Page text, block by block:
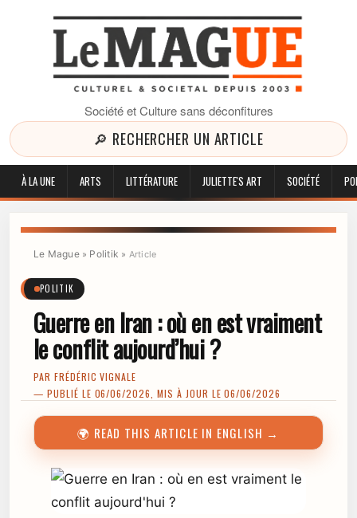
Société et Culture sans déconfitures
🔎 RECHERCHER UN ARTICLE
À LA UNE ARTS LITTÉRATURE JULIETTE'S ART SOCIÉTÉ
Le Mague» Politik » Article
POLITIK
Guerre en Iran : où en est vraiment
le conflit aujourd’hui ?
PAR FRÉDÉRIC VIGNALE
— PUBLIÉ LE 06/06/2026, MIS À JOUR LE 06/06/2026
🌍 READ THIS ARTICLE IN ENGLISH →